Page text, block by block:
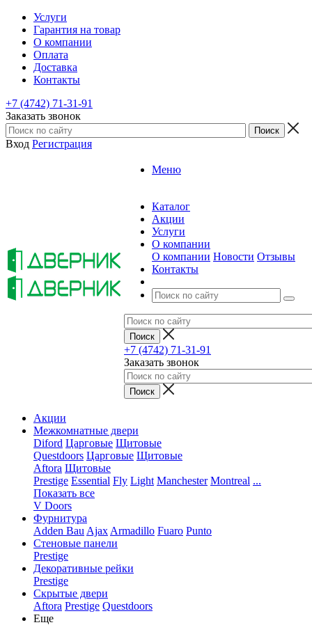
Услуги
Гарантия на товар
О компании
Оплата
Доставка
Контакты
+7 (4742) 71-31-91
Заказать звонок
Вход Регистрация
Меню
Каталог
Акции
Услуги
О компании
О компании Новости Отзывы
Контакты
+7 (4742) 71-31-91
Заказать звонок
Акции
Межкомнатные двери
Diford Царговые Щитовые
Questdoors Царговые Щитовые
Aftora Щитовые
Prestige Essential Fly Light Manchester Montreal ...
Показать все
V Doors
Фурнитура
Adden Bau Ajax Armadillo Fuaro Punto
Стеновые панели
Prestige
Декоративные рейки
Prestige
Скрытые двери
Aftora Prestige Questdoors
Еще